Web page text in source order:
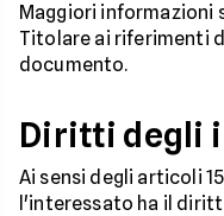
Maggiori informazioni
Titolare ai riferimenti
documento.
Diritti degli
Ai sensi degli articoli
l'interessato ha il